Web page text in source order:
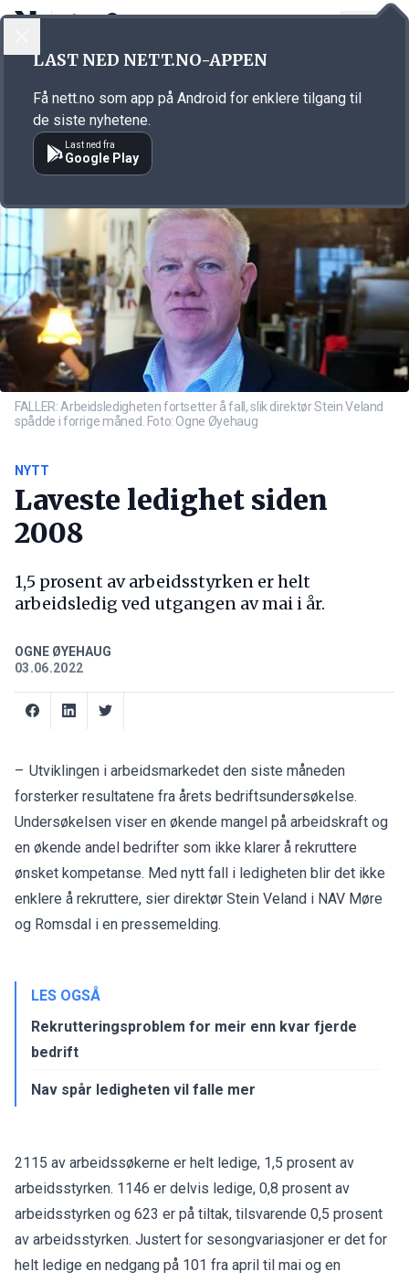
Annonsørinnhold
FALLER: Arbeidsledigheten fortsetter å fall, slik direktør Stein Veland
spådde i forrige måned. Foto: Ogne Øyehaug
NYTT
Laveste ledighet siden
2008
1,5 prosent av arbeidsstyrken er helt
arbeidsledig ved utgangen av mai i år.
OGNE ØYEHAUG
03.06.2022
– Utviklingen i arbeidsmarkedet den siste måneden
forsterker resultatene fra årets bedriftsundersøkelse.
Undersøkelsen viser en økende mangel på arbeidskraft og
en økende andel bedrifter som ikke klarer å rekruttere
ønsket kompetanse. Med nytt fall i ledigheten blir det ikke
enklere å rekruttere, sier direktør Stein Veland i NAV Møre
og Romsdal i en pressemelding.
LES OGSÅ
Rekrutteringsproblem for meir enn kvar fjerde
bedrift
Nav spår ledigheten vil falle mer
2115 av arbeidssøkerne er helt ledige, 1,5 prosent av
arbeidsstyrken. 1146 er delvis ledige, 0,8 prosent av
arbeidsstyrken og 623 er på tiltak, tilsvarende 0,5 prosent
av arbeidsstyrken. Justert for sesongvariasjoner er det for
helt ledige en nedgang på 101 fra april til mai og en
LAST NED NETT.NO-APPEN
Få nett.no som app på Android for enklere tilgang til
de siste nyhetene.
Last ned fra
Google Play